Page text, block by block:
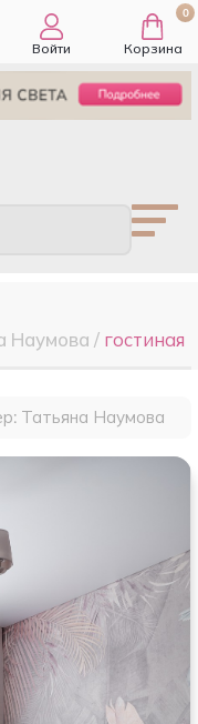
Войти
0
Корзина
Наумова / гостиная
Татьяна Наумова